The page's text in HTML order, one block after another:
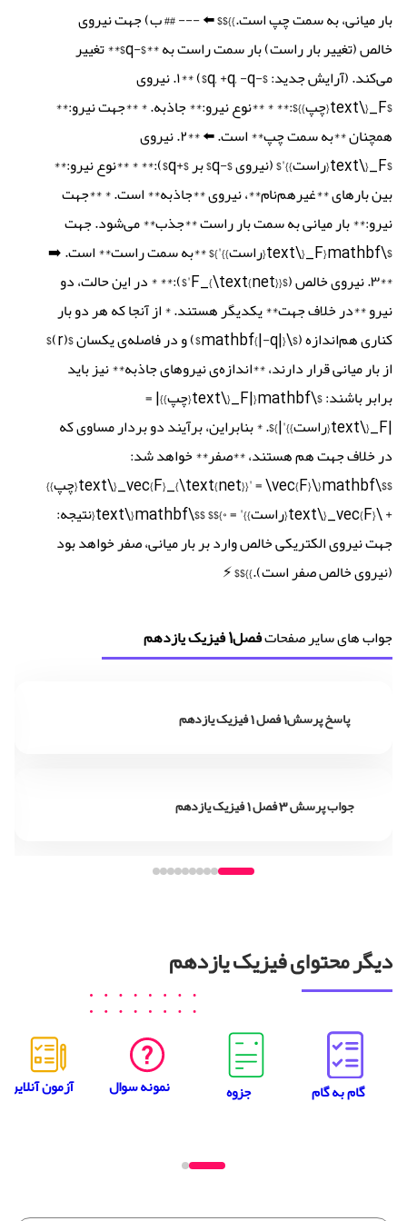
بار میانی، به سمت چپ است.}}$$ ⬅️ --- ## ب) جهت نیروی
خالص (تغییر بار راست) بار سمت راست به **$-q$** تغییر
می‌کند. (آرایش جدید: $-q, +q, -q$) **۱. نیروی
$F_{\text{چپ}}$:** * **نوع نیرو:** جاذبه. * **جهت نیرو:**
همچنان **به سمت چپ** است. ⬅️ **۲. نیروی
$F_{\text{راست}}'$ (نیروی $-q$ بر $+q$):** * **نوع نیرو:**
بین بارهای **غیرهم‌نام**، نیروی **جاذبه** است. * **جهت
نیرو:** بار میانی به سمت بار راست **جذب** می‌شود. جهت
$\mathbf{F_{\text{راست}}'}$ **به سمت راست** است. ➡️
**۳. نیروی خالص ($F_{\text{net}}'$):** * در این حالت، دو
نیرو **در خلاف جهت** یکدیگر هستند. * از آنجا که هر دو بار
کناری هم‌اندازه ($\mathbf{|-q|}$) و در فاصله‌ی یکسان $(r)$
از بار میانی قرار دارند، **اندازه‌ی نیروهای جاذبه** نیز باید
برابر باشند: $\mathbf{|F_{\text{چپ}}| =
|F_{\text{راست}}'|}$. * بنابراین، برآیند دو بردار مساوی که
در خلاف جهت هم هستند، **صفر** خواهد شد:
$$\mathbf{\vec{F}_{\text{net}}' = \vec{F}_{\text{چپ}}
+ \vec{F}_{\text{راست}}' = ۰}$$ $$\mathbf{\text{نتیجه:
جهت نیروی الکتریکی خالص وارد بر بار میانی، صفر خواهد بود
(نیروی خالص صفر است).}}$$ ⚡
جواب های سایر صفحاتفصل1 فیزیک یازدهم
پاسخ پرسش1 فصل 1 فیزیک یازدهم
جواب پرسش 3 فصل 1 فیزیک یازدهم
دیگر محتوای فیزیک یازدهم
گام به گام جزوه نمونه سوال آزمون آنلاین